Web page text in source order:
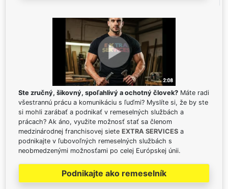
Ste zručný, šikovný, spoľahlivý a ochotný človek? Máte radi
všestrannú prácu a komunikáciu s ľuďmi? Myslíte si, že by ste
si mohli zarábať a podnikať v remeselných službách a
prácach? Ak áno, využite možnosť stať sa členom
medzinárodnej franchisovej siete EXTRA SERVICES a
podnikajte v ľubovoľných remeselných službách s
neobmedzenými možnosťami po celej Európskej únii.
Podnikajte ako remeselník